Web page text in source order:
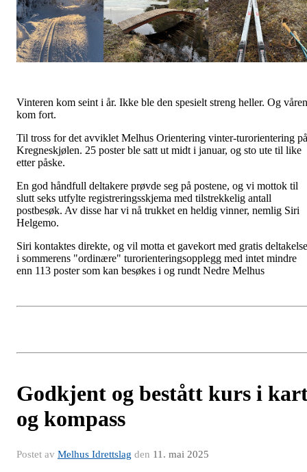
Vinteren kom seint i år. Ikke ble den spesielt streng heller. Og våren
kom fort.
Til tross for det avviklet Melhus Orientering vinter-turorientering på
Kregneskjølen. 25 poster ble satt ut midt i januar, og sto ute til like
etter påske.
En god håndfull deltakere prøvde seg på postene, og vi mottok til
slutt seks utfylte registreringsskjema med tilstrekkelig antall
postbesøk. Av disse har vi nå trukket en heldig vinner, nemlig Siri
Helgemo.
Siri kontaktes direkte, og vil motta et gavekort med gratis deltakelse
i sommerens "ordinære" turorienteringsopplegg med intet mindre
enn 113 poster som kan besøkes i og rundt Nedre Melhus
Godkjent og bestått kurs i
og kompass
Postet av Melhus Idrettslag den 11. mai 2025